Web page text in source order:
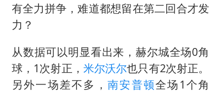
有全力拼争，难道都想留在第二回合才发
力？
从数据可以明显看出来，赫尔城全场0角
球，1次射正， 米尔沃尔也只有2次射正。
另外一场差不多， 南安普顿全场1个角